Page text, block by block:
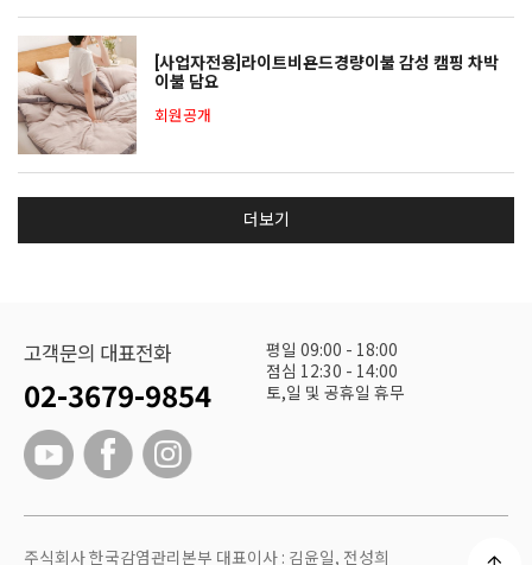
[사업자전용]라이트비욘드경량이불 감성 캠핑 차박
이불 담요
회원공개
더보기
고객문의 대표전화
02-3679-9854
평일 09:00 - 18:00
점심 12:30 - 14:00
토,일 및 공휴일 휴무
주식회사 한국감염관리본부 대표이사 : 김윤일, 전성희